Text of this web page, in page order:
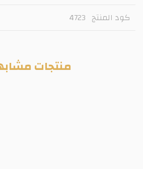
كود المنتج 4723
منتجات مشابهة